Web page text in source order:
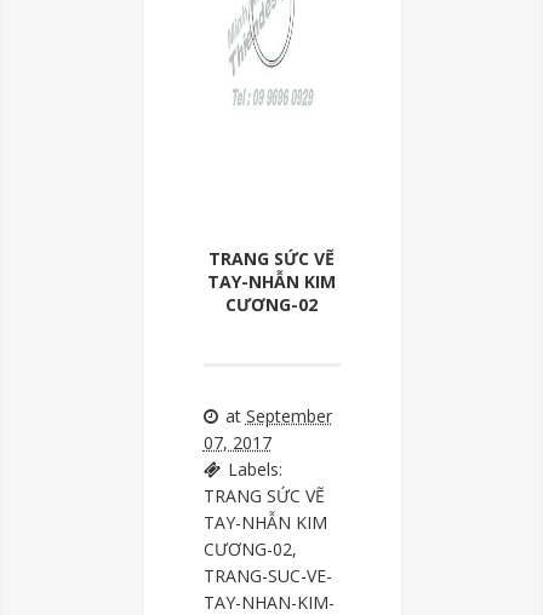
TRANG SỨC VẼ
TAY-NHẪN KIM
CƯƠNG-02
at September
07, 2017
Labels:
TRANG SỨC VẼ
TAY-NHẪN KIM
CƯƠNG-02,
TRANG-SUC-VE-
TAY-NHAN-KIM-